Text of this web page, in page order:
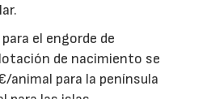
el engorde de
de nacimiento se
animal para la península